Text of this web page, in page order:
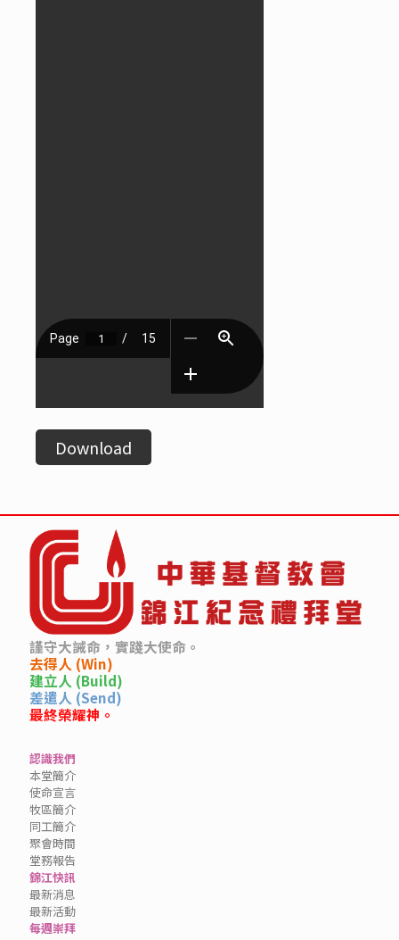
Download
謹守大誡命，實踐大使命。
去得人 (Win)
建立人 (Build)
差遣人 (Send)
最終榮耀神。
認識我們
本堂簡介
使命宣言
牧區簡介
同工簡介
聚會時間
堂務報告
錦江快訊
最新消息
最新活動
每週崇拜